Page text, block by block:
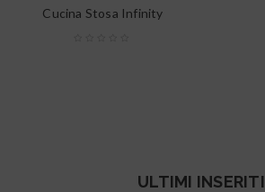
Cucina Stosa Infinity
ULTIMI INSERITI